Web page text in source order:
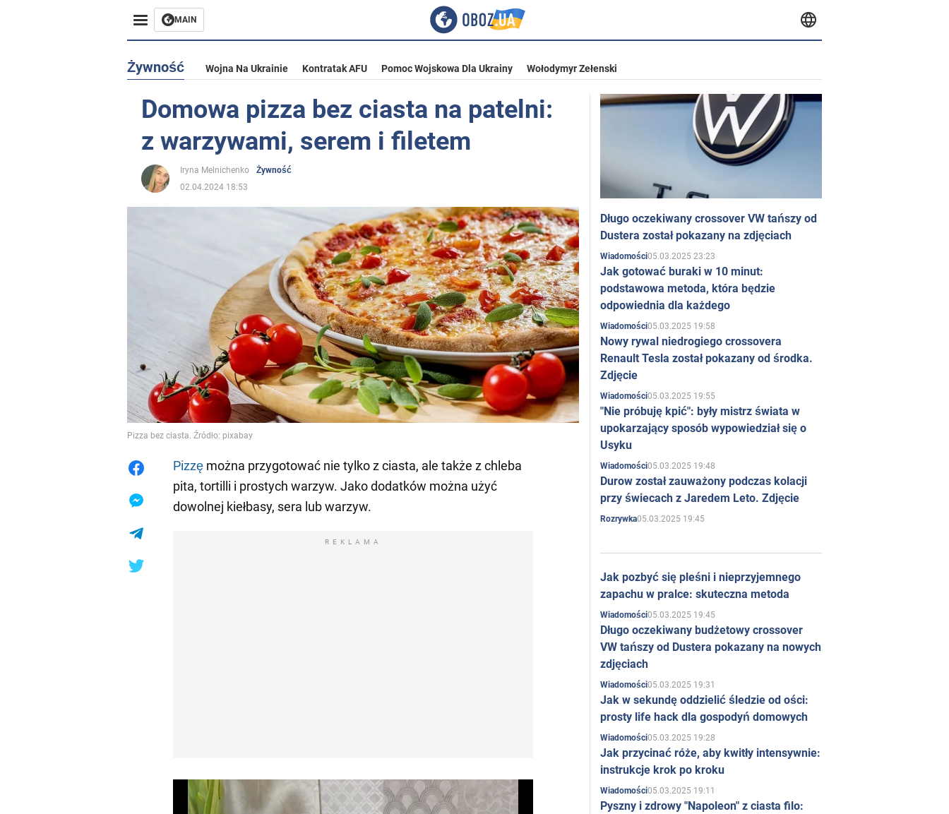
MAIN
Żywność Wojna Na Ukrainie Kontratak AFU Pomoc Wojskowa Dla Ukrainy Wołodymyr Zełenski
Domowa pizza bez ciasta na patelni:
z warzywami, serem i filetem
Iryna Melnichenko
Żywność
02.04.2024 18:53
Pizza bez ciasta. Źródło: pixabay
Pizzę można przygotować nie tylko z ciasta, ale także z chleba
pita, tortilli i prostych warzyw. Jako dodatków można użyć
dowolnej kiełbasy, sera lub warzyw.
REKLAMA
Długo oczekiwany crossover VW tańszy od
Dustera został pokazany na zdjęciach
Wiadomości05.03.2025 23:23
Jak gotować buraki w 10 minut:
podstawowa metoda, która będzie
odpowiednia dla każdego
Wiadomości05.03.2025 19:58
Nowy rywal niedrogiego crossovera
Renault Tesla został pokazany od środka.
Zdjęcie
Wiadomości05.03.2025 19:55
"Nie próbuję kpić": były mistrz świata w
upokarzający sposób wypowiedział się o
Usyku
Wiadomości05.03.2025 19:48
Durow został zauważony podczas kolacji
przy świecach z Jaredem Leto. Zdjęcie
Rozrywka05.03.2025 19:45
Jak pozbyć się pleśni i nieprzyjemnego
zapachu w pralce: skuteczna metoda
Wiadomości05.03.2025 19:45
Długo oczekiwany budżetowy crossover
VW tańszy od Dustera pokazany na nowych
zdjęciach
Wiadomości05.03.2025 19:31
Jak w sekundę oddzielić śledzie od ości:
prosty life hack dla gospodyń domowych
Wiadomości05.03.2025 19:28
Jak przycinać róże, aby kwitły intensywnie:
instrukcje krok po kroku
Wiadomości05.03.2025 19:11
Pyszny i zdrowy "Napoleon" z ciasta filo: